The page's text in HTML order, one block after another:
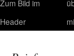
Zum Bild im
Header